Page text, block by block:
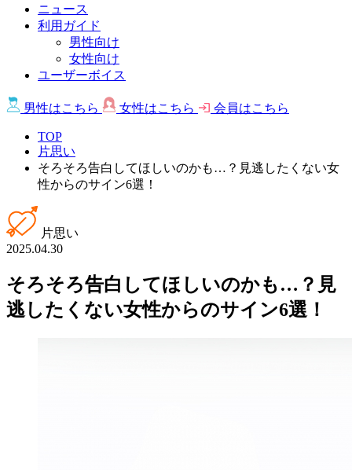
ニュース
利用ガイド
男性向け
女性向け
ユーザーボイス
男性はこちら 女性はこちら 会員はこちら
TOP
片思い
そろそろ告白してほしいのかも…？見逃したくない女
性からのサイン6選！
片思い
2025.04.30
そろそろ告白してほしいのかも…？見
逃したくない女性からのサイン6選！